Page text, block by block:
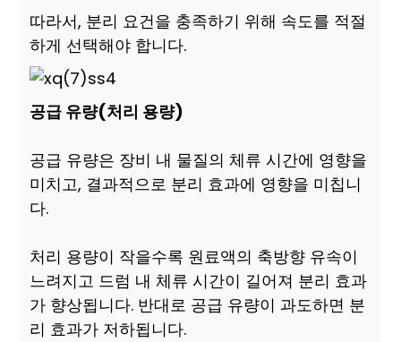
따라서, 분리 요건을 충족하기 위해 속도를 적절
하게 선택해야 합니다.
공급 유량(처리 용량)
공급 유량은 장비 내 물질의 체류 시간에 영향을
미치고, 결과적으로 분리 효과에 영향을 미칩니
다.
처리 용량이 작을수록 원료액의 축방향 유속이
느려지고 드럼 내 체류 시간이 길어져 분리 효과
가 향상됩니다. 반대로 공급 유량이 과도하면 분
리 효과가 저하됩니다.